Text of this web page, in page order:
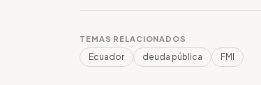
TEMAS RELACIONADOS
Ecuador deuda pública FMI